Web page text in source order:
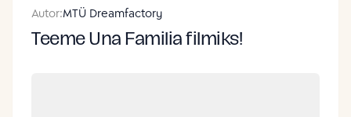
Autor:MTÜ Dreamfactory
Teeme Una Familia filmiks!